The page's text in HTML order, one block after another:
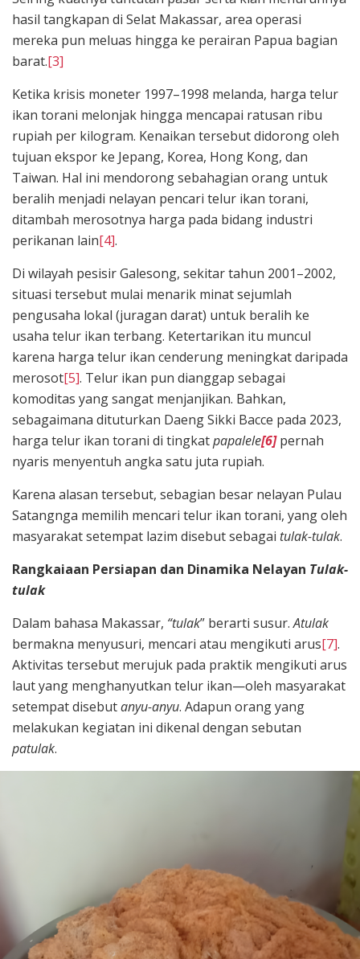
hasil tangkapan di Selat Makassar, area operasi
mereka pun meluas hingga ke perairan Papua bagian
barat.[3]
Ketika krisis moneter 1997–1998 melanda, harga telur
ikan torani melonjak hingga mencapai ratusan ribu
rupiah per kilogram. Kenaikan tersebut didorong oleh
tujuan ekspor ke Jepang, Korea, Hong Kong, dan
Taiwan. Hal ini mendorong sebahagian orang untuk
beralih menjadi nelayan pencari telur ikan torani,
ditambah merosotnya harga pada bidang industri
perikanan lain[4].
Di wilayah pesisir Galesong, sekitar tahun 2001–2002,
situasi tersebut mulai menarik minat sejumlah
pengusaha lokal (juragan darat) untuk beralih ke
usaha telur ikan terbang. Ketertarikan itu muncul
karena harga telur ikan cenderung meningkat daripada
merosot[5]. Telur ikan pun dianggap sebagai
komoditas yang sangat menjanjikan. Bahkan,
sebagaimana dituturkan Daeng Sikki Bacce pada 2023,
harga telur ikan torani di tingkatpapalele[6]pernah
nyaris menyentuh angka satu juta rupiah.
Karena alasan tersebut, sebagian besar nelayan Pulau
Satangnga memilih mencari telur ikan torani, yang oleh
masyarakat setempat lazim disebut sebagai tulak-tulak.
Rangkaiaan Persiapan dan Dinamika Nelayan Tulak-
tulak
Dalam bahasa Makassar, “tulak” berarti susur.Atulak
bermakna menyusuri, mencari atau mengikuti arus[7].
Aktivitas tersebut merujuk pada praktik mengikuti arus
laut yang menghanyutkan telur ikan—oleh masyarakat
setempat disebutanyu-anyu. Adapun orang yang
melakukan kegiatan ini dikenal dengan sebutan
patulak.